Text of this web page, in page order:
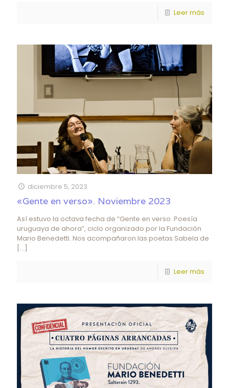
Leer más
diciembre 5, 2023
«Gente en verso». Noviembre 2023
Así estuvo la octava fecha de “Gente en verso. Poesía
uruguaya de ahora”, ciclo organizado por la Fundación
Mario Benedetti. Nos acompañaron las poetas Sabela de
[…]
Leer más